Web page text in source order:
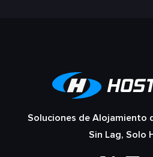
Soluciones de Alojamiento
Sin Lag, Solo